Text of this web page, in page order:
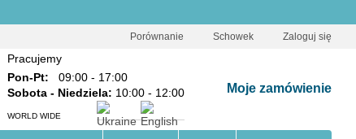
Porównanie Schowek Zaloguj się
Pracujemy
Pon-Pt:
09:00 - 17:00
Sobota - Niedziela: 10:00 - 12:00
WORLD WIDE
Moje zamówienie